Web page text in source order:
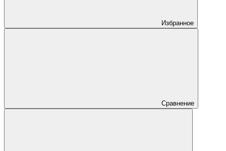
Избранное
Сравнение